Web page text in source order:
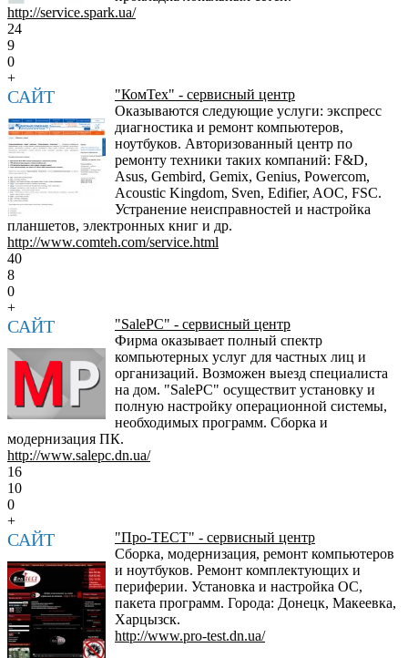
http://service.spark.ua/
24
9
0
+
САЙТ
"КомТех" - сервисный центр
Оказываются следующие услуги: экспресс
диагностика и ремонт компьютеров,
ноутбуков. Авторизованный центр по
ремонту техники таких компаний: F&D,
Asus, Gembird, Gemix, Genius, Powercom,
Acoustic Kingdom, Sven, Edifier, AOC, FSC.
Устранение неисправностей и настройка
планшетов, электронных книг и др.
http://www.comteh.com/service.html
40
8
0
+
САЙТ
"SalePC" - сервисный центр
Фирма оказывает полный спектр
компьютерных услуг для частных лиц и
организаций. Возможен выезд специалиста
на дом. "SalePC" осуществит установку и
полную настройку операционной системы,
необходимых программ. Сборка и
модернизация ПК.
http://www.salepc.dn.ua/
16
10
0
+
САЙТ
"Про-ТЕСТ" - сервисный центр
Сборка, модернизация, ремонт компьютеров
и ноутбуков. Ремонт комплектующих и
периферии. Установка и настройка ОС,
пакета программ. Города: Донецк, Макеевка,
Харцызск.
http://www.pro-test.dn.ua/